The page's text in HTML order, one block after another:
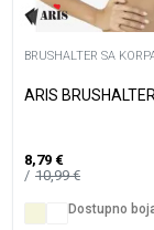
BRUSHALTER SA
ARIS
8,79 €
10,99€
Dostupno